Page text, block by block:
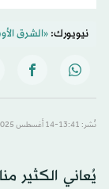
نيويورك:«الشرق
نُشر: 13:41-14 أغسطس 2025 م ـ 20 صفَر 1447 هـ
يُعاني الكثير